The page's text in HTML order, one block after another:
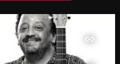
insert_link